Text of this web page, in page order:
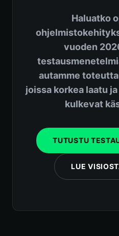
Haluatko
vuoden
autamme
joissa korkea laatu
kulkevat
TUTUSTU
LUE